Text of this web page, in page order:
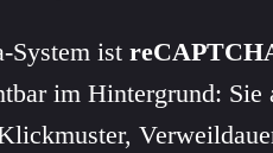
System ist
im Hintergrund: